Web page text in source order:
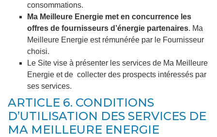
consommations.
Ma Meilleure Energie met en concurrence les
offres de fournisseurs d’énergie partenaires. Ma
Meilleure Energie est rémunérée par le Fournisseur
choisi.
Le Site vise à présenter les services de Ma Meilleure
Energie et de collecter des prospects intéressés par
ses services.
ARTICLE 6. CONDITIONS
D’UTILISATION DES SERVICES DE
MA MEILLEURE ENERGIE